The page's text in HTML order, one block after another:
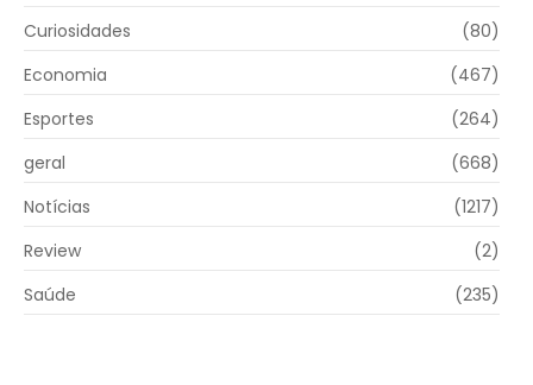
Curiosidades
(80)
Economia
(467)
Esportes
(264)
geral
(668)
Notícias
(1217)
Review
(2)
Saúde
(235)